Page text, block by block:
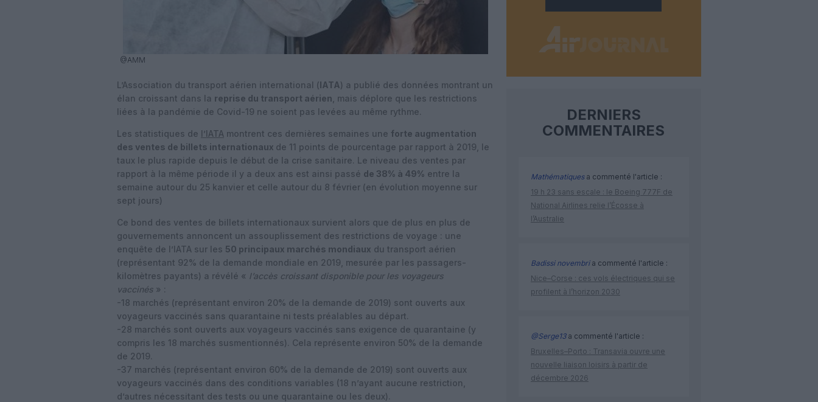
@AMM
L’Association du transport aérien international (IATA) a publié des données montrant un
élan croissant dans la reprise du transport aérien , mais déplore que les restrictions
liées à la pandémie de Covid-19 ne soient pas levées au même rythme.
Les statistiques de l’IATA montrent ces dernières semaines une forte augmentation
des ventes de billets internationaux de 11 points de pourcentage par rapport à 2019, le
taux le plus rapide depuis le début de la crise sanitaire. Le niveau des ventes par
rapport à la même période il y a deux ans est ainsi passé de 38% à 49% entre la
semaine autour du 25 kanvier et celle autour du 8 février (en évolution moyenne sur
sept jours)
Ce bond des ventes de billets internationaux survient alors que de plus en plus de
gouvernements annoncent un assouplissement des restrictions de voyage : une
enquête de l’IATA sur les 50 principaux marchés mondiaux du transport aérien
(représentant 92% de la demande mondiale en 2019, mesurée par les passagers-
kilomètres payants) a révélé « l’accès croissant disponible pour les voyageurs
vaccinés » :
-18 marchés (représentant environ 20% de la demande de 2019) sont ouverts aux
voyageurs vaccinés sans quarantaine ni tests préalables au départ.
-28 marchés sont ouverts aux voyageurs vaccinés sans exigence de quarantaine (y
compris les 18 marchés susmentionnés). Cela représente environ 50% de la demande
de 2019.
-37 marchés (représentant environ 60% de la demande de 2019) sont ouverts aux
voyageurs vaccinés dans des conditions variables (18 n’ayant aucune restriction,
d’autres nécessitant des tests ou une quarantaine ou les deux).
DERNIERS
COMMENTAIRES
Mathématiquesa commenté l'article :
19 h 23 sans escale : le Boeing 777F de
National Airlines relie l’Écosse à
l’Australie
Badissi novembria commenté l'article :
Nice–Corse : ces vols électriques qui se
profilent à l’horizon 2030
@Serge13a commenté l'article :
Bruxelles–Porto : Transavia ouvre une
nouvelle liaison loisirs à partir de
décembre 2026